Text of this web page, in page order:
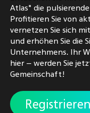
Atlas" die
Profitieren Sie von
vernetzen Sie sich
und erhöhen Sie die
Unternehmens. Ihr
hier – werden Sie
Gemeinschaft!
Registrieren